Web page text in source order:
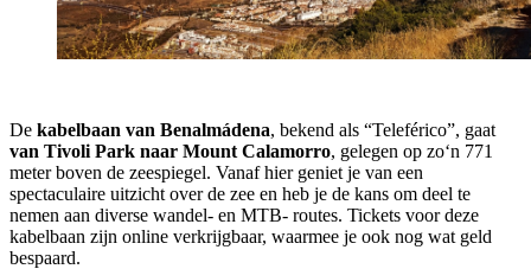
De kabelbaan van Benalmádena, bekend als “Teleférico”, gaat
van Tivoli Park naar Mount Calamorro, gelegen op zo‘n 771
meter boven de zeespiegel. Vanaf hier geniet je van een
spectaculaire uitzicht over de zee en heb je de kans om deel te
nemen aan diverse wandel- en MTB- routes. Tickets voor deze
kabelbaan zijn online verkrijgbaar, waarmee je ook nog wat geld
bespaard.